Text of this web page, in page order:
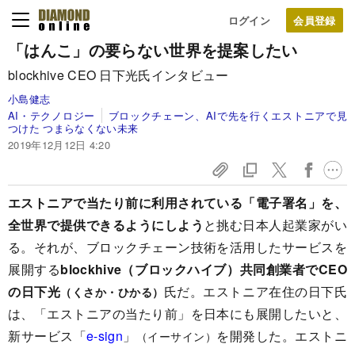
ログイン
「はんこ」の要らない世界を提案したい
blockhive CEO 日下光氏インタビュー
小島健志
AI・テクノロジー
ブロックチェーン、AIで先を行くエストニアで見
つけた つまらなくない未来
2019年12月12日 4:20
エストニアで当たり前に利用されている「電子署名」を、
全世界で提供できるようにしよう と挑む日本人起業家がい
る。それが、ブロックチェーン技術を活用したサービスを
展開するblockhive（ブロックハイブ）共同創業者でCEO
の日下光 （くさか・ひかる） 氏だ。エストニア在住の日下氏
は、「エストニアの当たり前」を日本にも展開したいと、
新サービス「e-sign 」 （イーサイン） を開発した。エストニ